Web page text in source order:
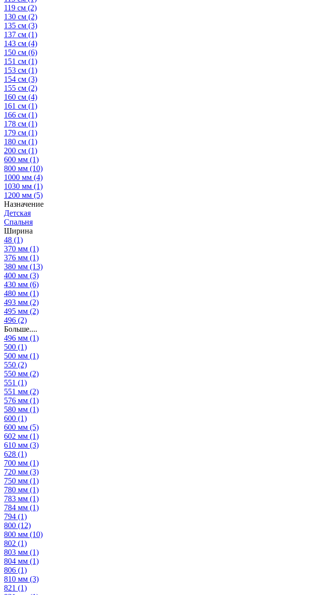
119 см (2)
130 см (2)
135 см (3)
137 см (1)
143 см (4)
150 см (6)
151 см (1)
153 см (1)
154 см (3)
155 см (2)
160 см (4)
161 см (1)
166 см (1)
178 см (1)
179 см (1)
180 см (1)
200 см (1)
600 мм (1)
800 мм (10)
1000 мм (4)
1030 мм (1)
1200 мм (5)
Назначение
Детская
Спальня
Ширина
48 (1)
370 мм (1)
376 мм (1)
380 мм (13)
400 мм (3)
430 мм (6)
480 мм (1)
493 мм (2)
495 мм (2)
496 (2)
Больше....
496 мм (1)
500 (1)
500 мм (1)
550 (2)
550 мм (2)
551 (1)
551 мм (2)
576 мм (1)
580 мм (1)
600 (1)
600 мм (5)
602 мм (1)
610 мм (3)
628 (1)
700 мм (1)
720 мм (3)
750 мм (1)
780 мм (1)
783 мм (1)
784 мм (1)
794 (1)
800 (12)
800 мм (10)
802 (1)
803 мм (1)
804 мм (1)
806 (1)
810 мм (3)
821 (1)